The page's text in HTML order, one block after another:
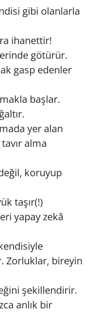
gibi olanlarla
ihanettir!
götürür.
gasp edenler
başlar.
yer alan
alma
koruyup
taşır(!)
yapay zekâ
Zorluklar, bireyin
şekillendirir.
anlık bir